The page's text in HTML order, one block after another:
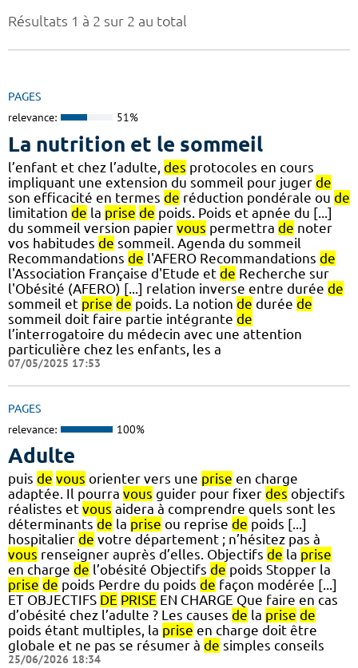
Résultats 1 à 2 sur 2 au total
PAGES
relevance: 51%
La nutrition et le sommeil
l’enfant et chez l’adulte, des protocoles en cours
impliquant une extension du sommeil pour juger de
son efficacité en termes de réduction pondérale ou de
limitation de la prise de poids. Poids et apnée du [...]
du sommeil version papier vous permettra de noter
vos habitudes de sommeil. Agenda du sommeil
Recommandations de l'AFERO Recommandations de
l'Association Française d'Etude et de Recherche sur
l'Obésité (AFERO) [...] relation inverse entre durée de
sommeil et prise de poids. La notion de durée de
sommeil doit faire partie intégrante de
l’interrogatoire du médecin avec une attention
particulière chez les enfants, les a
07/05/2025 17:53
PAGES
relevance: 100%
Adulte
puis de vous orienter vers une prise en charge
adaptée. Il pourra vous guider pour fixer des objectifs
réalistes et vous aidera à comprendre quels sont les
déterminants de la prise ou reprise de poids [...]
hospitalier de votre département ; n’hésitez pas à
vous renseigner auprès d’elles. Objectifs de la prise
en charge de l’obésité Objectifs de poids Stopper la
prise de poids Perdre du poids de façon modérée [...]
ET OBJECTIFS DE PRISE EN CHARGE Que faire en cas
d’obésité chez l’adulte ? Les causes de la prise de
poids étant multiples, la prise en charge doit être
globale et ne pas se résumer à de simples conseils
25/06/2026 18:34